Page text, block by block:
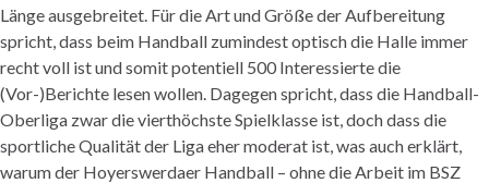
Länge ausgebreitet. Für die Art und Größe der Aufbereitung
spricht, dass beim Handball zumindest optisch die Halle immer
recht voll ist und somit potentiell 500 Interessierte die
(Vor-)Berichte lesen wollen. Dagegen spricht, dass die Handball-
Oberliga zwar die vierthöchste Spielklasse ist, doch dass die
sportliche Qualität der Liga eher moderat ist, was auch erklärt,
warum der Hoyerswerdaer Handball – ohne die Arbeit im BSZ